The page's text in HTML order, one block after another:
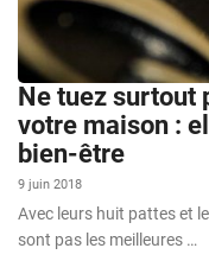
Ne tuez surtout
votre maison :
bien-être
9 juin 2018
Avec leurs huit pattes et
sont pas les meilleures …